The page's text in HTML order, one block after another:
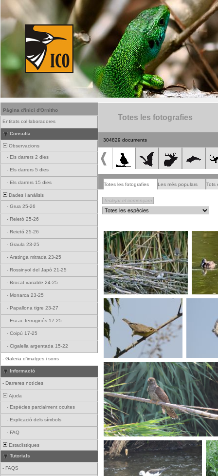
Pàgina d'inici d'Ornitho
Entitats col·laboradores
Consulta
Observacions
- Els darrers 2 dies
- Els darrers 5 dies
- Els darrers 15 dies
Dades i anàlisis
- Grua 25-26
- Reietó 25-26
- Reietó 25-26
- Graula 23-25
- Aratinga mitrada 23-25
- Rossinyol del Japó 21-25
- Brocat variable 24-25
- Monarca 23-25
- Papallona tigre 23-27
- Escac ferruginós 17-25
- Coipú 17-25
- Cigalella argentada 15-22
- Galeria d'imatges i sons
Informació
- Darreres notícies
Ajuda
- Espècies parcialment ocultes
- Explicació dels símbols
- FAQ
Estadístiques
Tutorials
- FAQS
Totes les fotografies
304829 documents
Totes les fotografies Les més populars Tots